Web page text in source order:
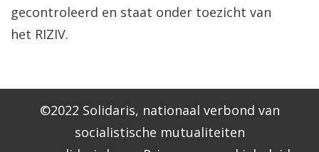
gecontroleerd en staat onder toezicht van
het RIZIV.
©2022 Solidaris, nationaal verbond van
socialistische mutualiteiten